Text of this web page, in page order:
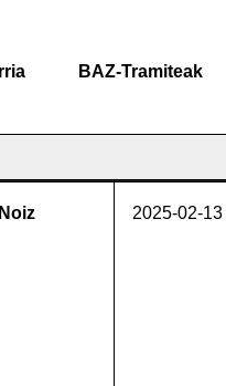
BAZ-Tramiteak
Noiz 2025-02-13